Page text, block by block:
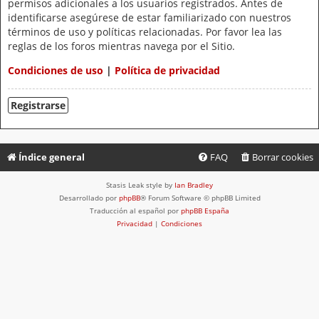
permisos adicionales a los usuarios registrados. Antes de
identificarse asegúrese de estar familiarizado con nuestros
términos de uso y políticas relacionadas. Por favor lea las
reglas de los foros mientras navega por el Sitio.
Condiciones de uso | Política de privacidad
Registrarse
Índice general Borrar cookies
FAQ
Stasis Leak style by Ian Bradley
Desarrollado por phpBB® Forum Software © phpBB Limited
Traducción al español por phpBB España
Privacidad | Condiciones